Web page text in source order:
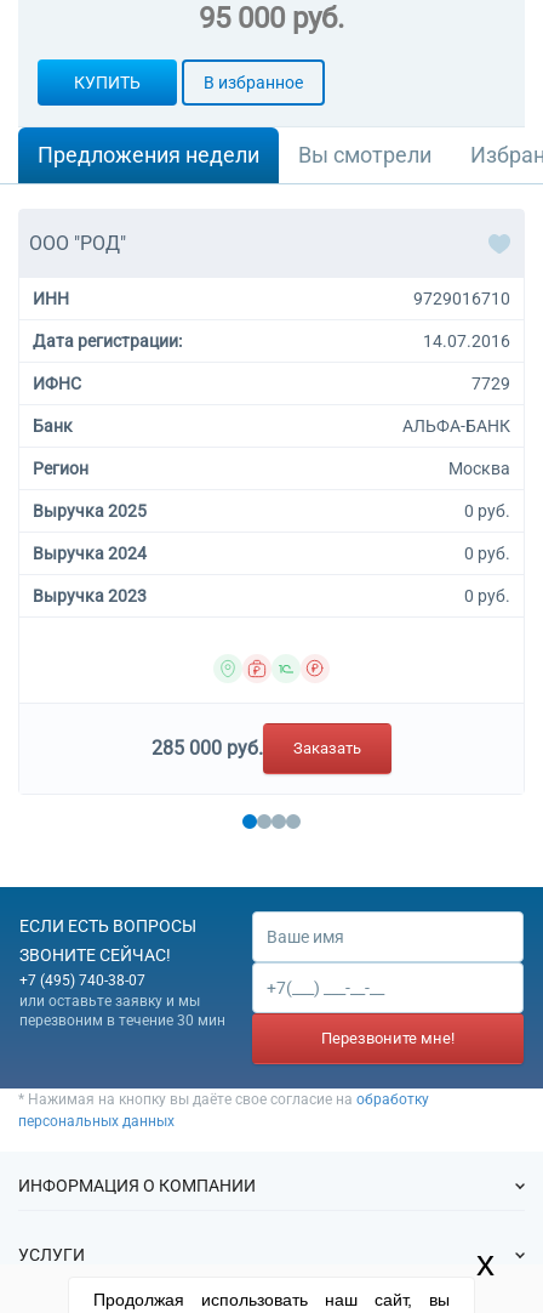
95 000 руб.
КУПИТЬ В избранное
Предложения недели Вы смотрели
ООО "РОД"
ИНН 9729016710
Дата регистрации: 14.07.2016
ИФНС 7729
Банк АЛЬФА-БАНК
Регион Москва
Выручка 2025 0 руб.
Выручка 2024 0 руб.
Выручка 2023 0 руб.
285 000 руб. Заказать
ЕСЛИ ЕСТЬ ВОПРОСЫ
ЗВОНИТЕ СЕЙЧАС!
+7 (495) 740-38-07
или оставьте заявку и мы
перезвоним в течение 30 мин
Перезвоните мне!
* Нажимая на кнопку вы даёте свое согласие на обработку
персональных данных
ИНФОРМАЦИЯ О КОМПАНИИ
О нас
УСЛУГИ
Продолжая использовать наш сайт, вы
x